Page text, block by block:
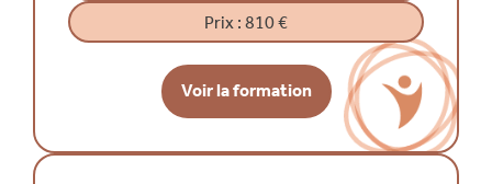
Prix :810 €
Voir la formation